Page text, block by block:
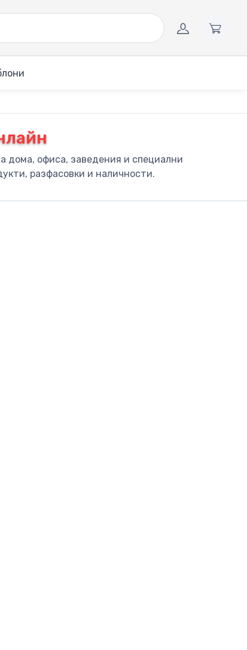
дома, офиса, заведения и специални
разфасовки и наличности.